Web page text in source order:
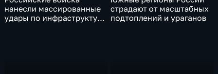
нанесли массированные
удары по инфраструктуре
страдают от масштабных
подтоплений и ураганов